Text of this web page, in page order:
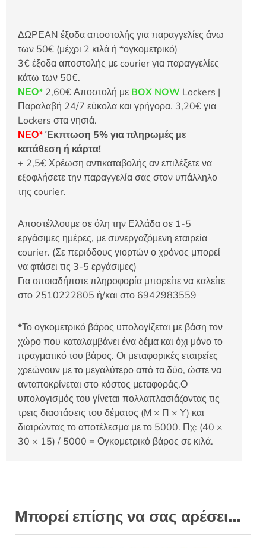
ΔΩΡΕΑΝ έξοδα αποστολής για παραγγελίες άνω
των 50€ (μέχρι 2 κιλά ή *ογκομετρικό)
3€ έξοδα αποστολής με courier για παραγγελίες
κάτω των 50€.
ΝΕΟ* 2,60€ Αποστολή με BOX NOW Lockers |
Παραλαβή 24/7 εύκολα και γρήγορα. 3,20€ για
Lockers στα νησιά.
ΝΕΟ*Έκπτωση 5% για πληρωμές με
κατάθεση ή κάρτα!
+ 2,5€ Χρέωση αντικαταβολής αν επιλέξετε να
εξοφλήσετε την παραγγελία σας στον υπάλληλο
της courier.
Αποστέλλουμε σε όλη την Ελλάδα σε 1-5
εργάσιμες ημέρες, με συνεργαζόμενη εταιρεία
courier. (Σε περιόδους γιορτών ο χρόνος μπορεί
να φτάσει τις 3-5 εργάσιμες)
Για οποιαδήποτε πληροφορία μπορείτε να καλείτε
στο 2510222805 ή/και στο 6942983559
*Το ογκομετρικό βάρος υπολογίζεται με βάση τον
χώρο που καταλαμβάνει ένα δέμα και όχι μόνο το
πραγματικό του βάρος. Οι μεταφορικές εταιρείες
χρεώνουν με το μεγαλύτερο από τα δύο, ώστε να
ανταποκρίνεται στο κόστος μεταφοράς.Ο
υπολογισμός του γίνεται πολλαπλασιάζοντας τις
τρεις διαστάσεις του δέματος (Μ × Π × Υ) και
διαιρώντας το αποτέλεσμα με το 5000. Πχ: (40 ×
30 × 15) / 5000 = Ογκομετρικό βάρος σε κιλά.
Μπορεί επίσης να σας αρέσει…